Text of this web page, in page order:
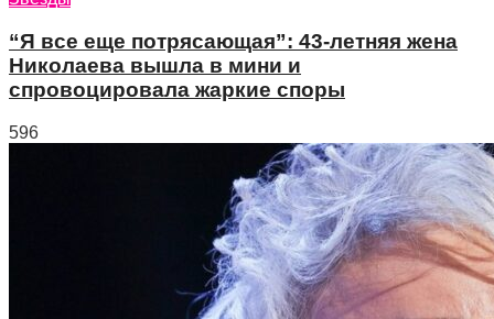
“Я все еще потрясающая”: 43-летняя жена
Николаева вышла в мини и
спровоцировала жаркие споры
596